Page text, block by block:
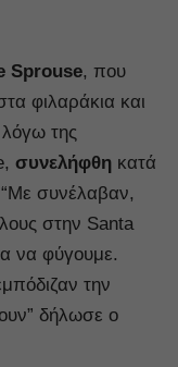
Sprouse, που
φιλαράκια και
της
συνελήφθη κατά
“Με συνέλαβαν,
στην Santa
να φύγουμε.
την
δήλωσε ο